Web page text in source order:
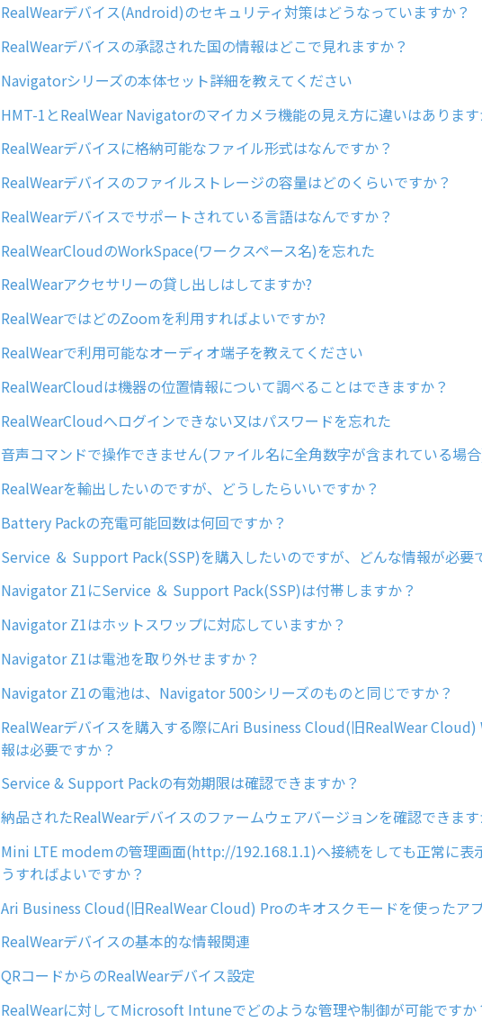
RealWearデバイス(Android)のセキュリティ対策はどうなっていますか？
RealWearデバイスの承認された国の情報はどこで見れますか？
Navigatorシリーズの本体セット詳細を教えてください
HMT-1とRealWear Navigatorのマイカメラ機能の見え方に違いはありま
RealWearデバイスに格納可能なファイル形式はなんですか？
RealWearデバイスのファイルストレージの容量はどのくらいですか？
RealWearデバイスでサポートされている言語はなんですか？
RealWearCloudのWorkSpace(ワークスペース名)を忘れた
RealWearアクセサリーの貸し出しはしてますか?
RealWearではどのZoomを利用すればよいですか?
RealWearで利用可能なオーディオ端子を教えてください
RealWearCloudは機器の位置情報について調べることはできますか？
RealWearCloudへログインできない又はパスワードを忘れた
音声コマンドで操作できません(ファイル名に全角数字が含まれている場
RealWearを輸出したいのですが、どうしたらいいですか？
Battery Packの充電可能回数は何回ですか？
Service ＆ Support Pack(SSP)を購入したいのですが、どんな情報が必要
Navigator Z1にService ＆ Support Pack(SSP)は付帯しますか？
Navigator Z1はホットスワップに対応していますか？
Navigator Z1は電池を取り外せますか？
Navigator Z1の電池は、Navigator 500シリーズのものと同じですか？
RealWearデバイスを購入する際にAri Business Cloud(旧RealWear
報は必要ですか？
Service & Support Packの有効期限は確認できますか？
納品されたRealWearデバイスのファームウェアバージョンを確認できま
Mini LTE modemの管理画面(http://192.168.1.1)へ接続をしても正常に表
うすればよいですか？
Ari Business Cloud(旧RealWear Cloud) Proのキオスクモードを使ったア
RealWearデバイスの基本的な情報関連
QRコードからのRealWearデバイス設定
RealWearに対してMicrosoft Intuneでどのような管理や制御が可能ですか